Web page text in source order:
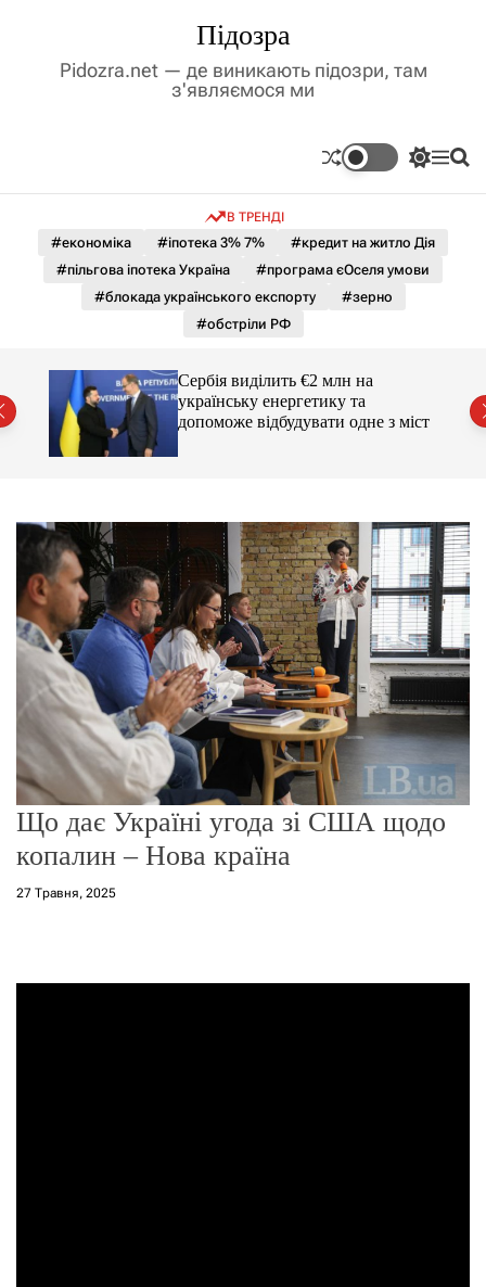
Підозра
Pidozra.net — де виникають підозри, там
з'являємося ми
П
м
к
а
р
р
е
ж
и
м
у
М П
В ТРЕНДІ
#економіка #іпотека 3% 7%
#кредит на житло Дія
#пільгова іпотека Україна
#програма єОселя умови
#блокада українського експорту
#зерно
#обстріли РФ
Сербія виділить €2 млн на
українську енергетику та
допоможе відбудувати одне з міст
Що дає Україні угода зі США щодо
копалин – Нова країна
27 Травня, 2025